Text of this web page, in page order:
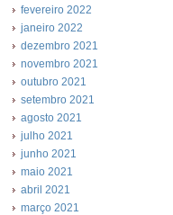
fevereiro 2022
janeiro 2022
dezembro 2021
novembro 2021
outubro 2021
setembro 2021
agosto 2021
julho 2021
junho 2021
maio 2021
abril 2021
março 2021